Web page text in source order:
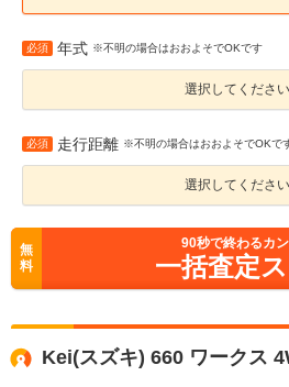
必須 年式 ※不明の場合はおおよそでOKです
選択してください
必須 走行距離 ※不明の場合はおおよそでOKで
選択してください
無
料
90秒で終わるカ
一括査定
Kei(スズキ) 660 ワークス